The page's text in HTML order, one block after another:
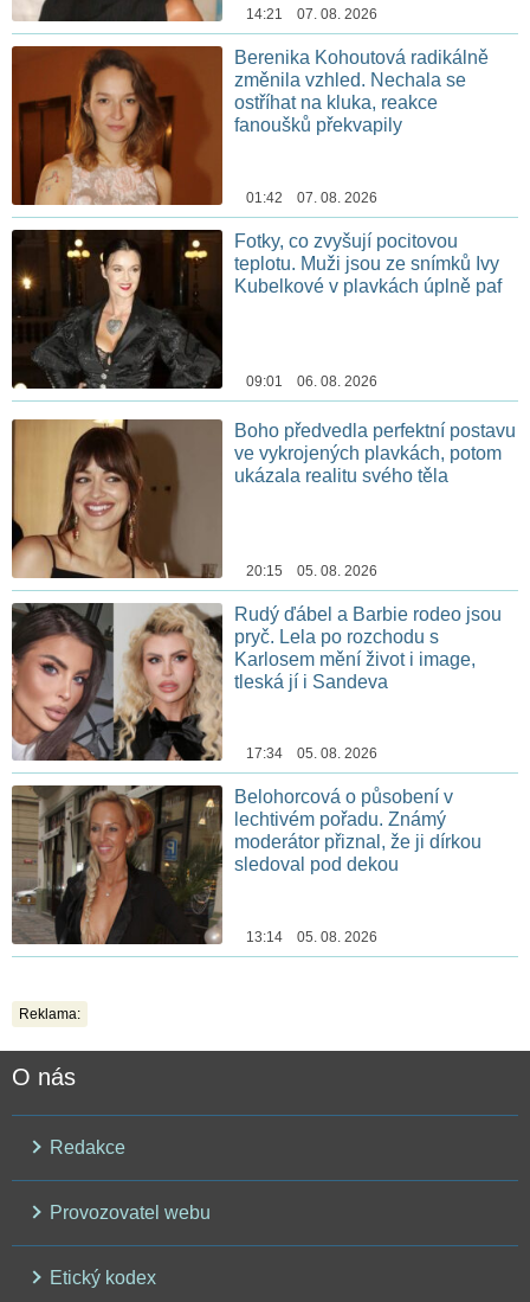
14:21 07. 08. 2026
Berenika Kohoutová radikálně
změnila vzhled. Nechala se
ostříhat na kluka, reakce
fanoušků překvapily
01:42 07. 08. 2026
Fotky, co zvyšují pocitovou
teplotu. Muži jsou ze snímků Ivy
Kubelkové v plavkách úplně paf
09:01 06. 08. 2026
Boho předvedla perfektní postavu
ve vykrojených plavkách, potom
ukázala realitu svého těla
20:15 05. 08. 2026
Rudý ďábel a Barbie rodeo jsou
pryč. Lela po rozchodu s
Karlosem mění život i image,
tleská jí i Sandeva
17:34 05. 08. 2026
Belohorcová o působení v
lechtivém pořadu. Známý
moderátor přiznal, že ji dírkou
sledoval pod dekou
13:14 05. 08. 2026
Reklama:
O nás
Redakce
Provozovatel webu
Etický kodex